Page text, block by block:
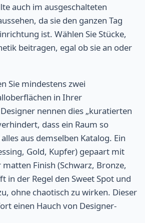
auch im ausgeschalteten
da sie den ganzen Tag
ist. Wählen Sie Stücke,
beitragen, egal ob sie an oder
Sie mindestens zwei
in Ihrer
nennen dies „kuratierten
dass ein Raum so
aus demselben Katalog. Ein
Gold, Kupfer) gepaart mit
Finish (Schwarz, Bronze,
in der Regel den Sweet Spot und
ohne chaotisch zu wirken. Dieser
einen Hauch von Designer-